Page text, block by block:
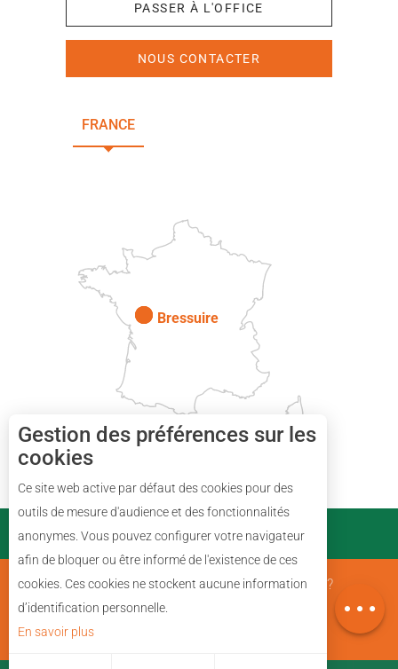
Réserver
Carte
PASSER À L'OFFICE
NOUS CONTACTER
FRANCE
Bressuire
PARTENAIRES
Mentions Légales Qui sommes nous ?
Gestion des préférences sur les
cookies
Ce site web active par défaut des cookies pour des
outils de mesure d'audience et des fonctionnalités
anonymes. Vous pouvez configurer votre navigateur
afin de bloquer ou être informé de l'existence de ces
cookies. Ces cookies ne stockent aucune information
d’identification personnelle.
En savoir plus